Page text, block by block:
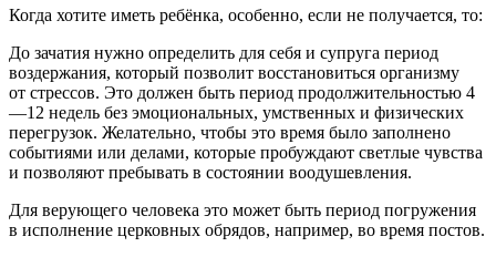
Когда хотите иметь ребёнка, особенно, если не получается, то:
До зачатия нужно определить для себя и супруга период
воздержания, который позволит восстановиться организму
от стрессов. Это должен быть период продолжительностью 4
—12 недель без эмоциональных, умственных и физических
перегрузок. Желательно, чтобы это время было заполнено
событиями или делами, которые пробуждают светлые чувства
и позволяют пребывать в состоянии воодушевления.
Для верующего человека это может быть период погружения
в исполнение церковных обрядов, например, во время постов.